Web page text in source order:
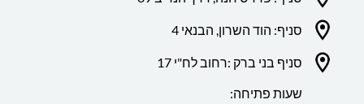
סניף: הוד השרון, הבנאי 4
סניף בני ברק :רחוב לח"י 17
שעות פתיחה: